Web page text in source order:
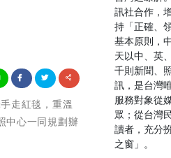
走紅毯，重溫
中心一同規劃辦
訊社合作，
持「正確、
基本原則，
天以中、英
千則新聞、
訊，是台灣
服務對象從
眾；從台灣
讀者，充分
之窗」。